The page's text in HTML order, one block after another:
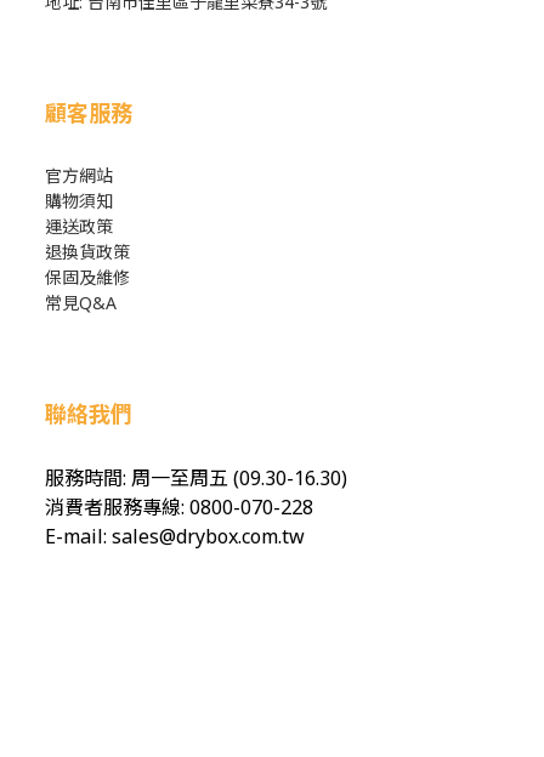
顧客服務
官方網站
購物須知
運送政策
退換貨政策
保固及維修
常見Q&A
聯絡我們
服務時間: 周一至周五 (09.30-16.30)
消費者服務專線: 0800-070-228
E-mail: sales@drybox.com.tw